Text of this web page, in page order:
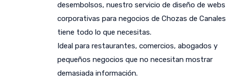
desembolsos, nuestro servicio de diseño de webs
corporativas para negocios de Chozas de Canales
tiene todo lo que necesitas.
Ideal para restaurantes, comercios, abogados y
pequeños negocios que no necesitan mostrar
demasiada información.